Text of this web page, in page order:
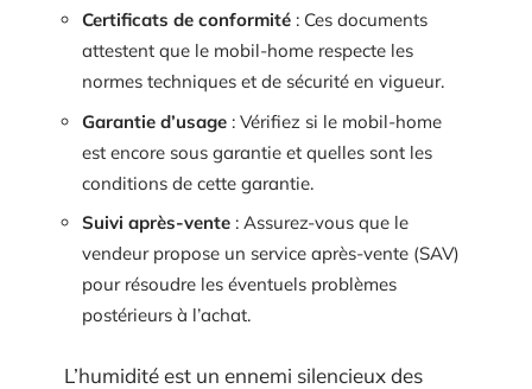
Certificats de conformité : Ces documents
attestent que le mobil-home respecte les
normes techniques et de sécurité en vigueur.
Garantie d’usage : Vérifiez si le mobil-home
est encore sous garantie et quelles sont les
conditions de cette garantie.
Suivi après-vente : Assurez-vous que le
vendeur propose un service après-vente (SAV)
pour résoudre les éventuels problèmes
postérieurs à l’achat.
L’humidité est un ennemi silencieux des